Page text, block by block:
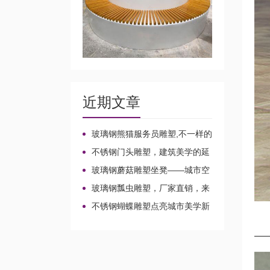
近期文章
玻璃钢熊猫服务员雕塑,不一样的
店小二!
不锈钢门头雕塑，建筑美学的延
伸!
玻璃钢蘑菇雕塑坐凳——城市空
间的魔法家具!
玻璃钢瓢虫雕塑，厂家直销，来
图定制不一样的风景!
不锈钢蝴蝶雕塑点亮城市美学新